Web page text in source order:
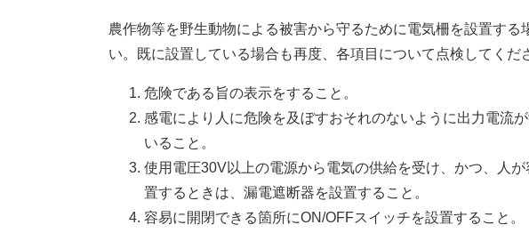
農作物等を野生動物による被害から守るために電気柵を設置する
い。既に設置している場合も再度、各項目について点検してくだ
危険である旨の表示をすること。
感電により人に危険を及ぼすおそれのないように出力電流
いること。
使用電圧30V以上の電源から電気の供給を受け、かつ、人
置するときは、漏電遮断器を設置すること。
容易に開閉できる箇所にON/OFFスイッチを設置すること。